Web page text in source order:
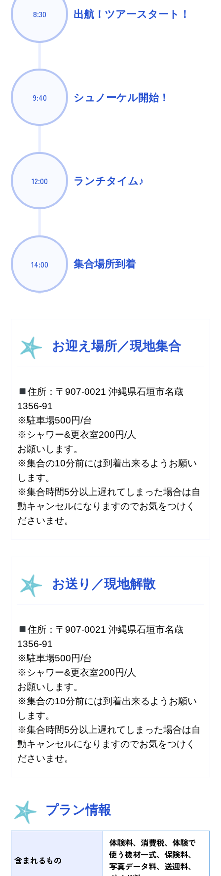
8:30 出航！ツアースタート！
9:40 シュノーケル開始！
12:00 ランチタイム♪
14:00 集合場所到着
お迎え場所／現地集合
住所：〒907-0021 沖縄県石垣市名蔵
1356-91
※駐車場500円/台
※シャワー&更衣室200円/人
お願いします。
※集合の10分前には到着出来るようお願い
します。
※集合時間5分以上遅れてしまった場合は自
動キャンセルになりますのでお気をつけく
ださいませ。
お送り／現地解散
住所：〒907-0021 沖縄県石垣市名蔵
1356-91
※駐車場500円/台
※シャワー&更衣室200円/人
お願いします。
※集合の10分前には到着出来るようお願い
します。
※集合時間5分以上遅れてしまった場合は自
動キャンセルになりますのでお気をつけく
ださいませ。
プラン情報
含まれるもの
体験料、消費税、体験で
使う機材一式、保険料、
写真データ料、送迎料、